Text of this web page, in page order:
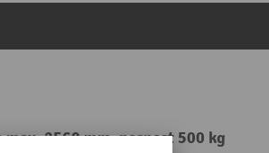
2560 mm, nosnost 500 kg